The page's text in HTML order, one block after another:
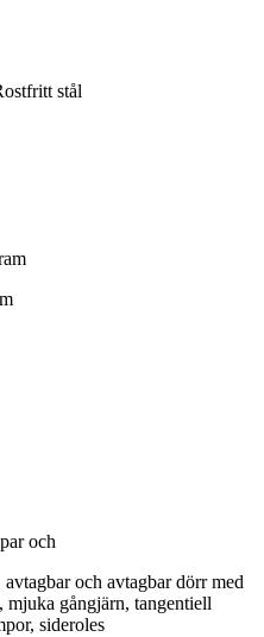
stål
och
och avtagbar dörr med
mjuka gångjärn, tangentiell
sideroles